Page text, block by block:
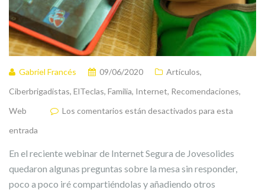
Gabriel Francés 09/06/2020 Artículos,
Ciberbrigadistas, ElTeclas, Familia, Internet, Recomendaciones,
Web
Los comentarios están desactivados para esta
entrada
En el reciente webinar de Internet Segura de Jovesolides
quedaron algunas preguntas sobre la mesa sin responder,
poco a poco iré compartiéndolas y añadiendo otros